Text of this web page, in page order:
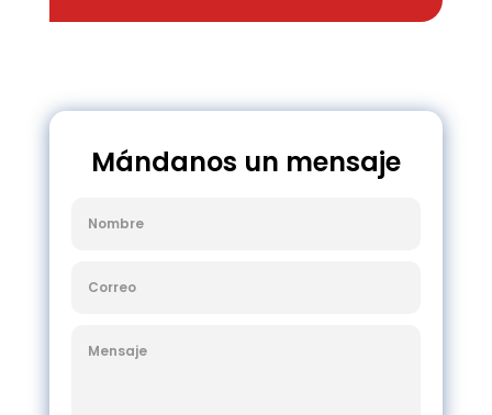
Mándanos un mensaje